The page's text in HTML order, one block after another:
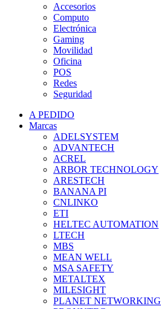
Accesorios
Computo
Electrónica
Gaming
Movilidad
Oficina
POS
Redes
Seguridad
A PEDIDO
Marcas
ADELSYSTEM
ADVANTECH
ACREL
ARBOR TECHNOLOGY
ARESTECH
BANANA PI
CNLINKO
ETI
HELTEC AUTOMATION
LTECH
MBS
MEAN WELL
MSA SAFETY
METALTEX
MILESIGHT
PLANET NETWORKING